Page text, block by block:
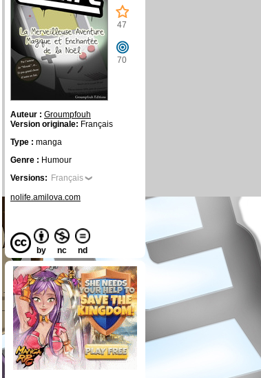
47
70
Auteur : Groumpfouh
Version originale: Français
Type : manga
Genre : Humour
Versions: Français
nolife.amilova.com
by nc nd